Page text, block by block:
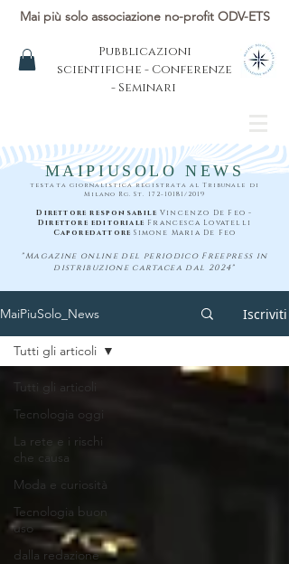
Mai più solo associazione no-profit ODV-ETS
Pubblicazioni
scientifiche - Conferenze
- Seminari
MAIPIUSOLO NEWS
testata giornalistica registrata al Tribunale di
Milano Rg. St. 172-10181 /2019
Direttore responsabile Vincenzo De Feo -
Direttore editoriale Francesca Lovatelli
Caporedattore Simone Maria De Feo
"Magazine online del periodico Freepress in
distribuzione cartacea dal 2024"
MaiPiuSolo_News Iscriviti
Tutti gli articoli
Tecnologia oggi
La rete e i rischi
che causa
Moda e curiosità
Tecnologia buon
uso
dalla redazione
Tutti gli articoli